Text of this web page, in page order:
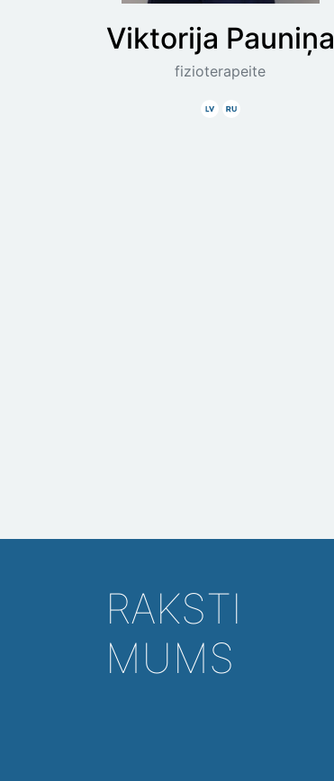
Viktorija Pauniņa
fizioterapeite
LatviskiKrieviski
RAKSTI
MUMS